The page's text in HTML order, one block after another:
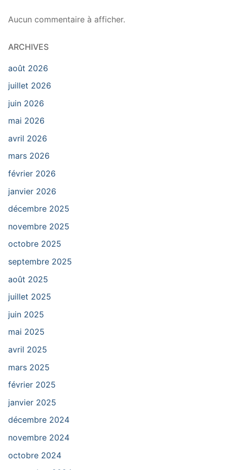
Aucun commentaire à afficher.
ARCHIVES
août 2026
juillet 2026
juin 2026
mai 2026
avril 2026
mars 2026
février 2026
janvier 2026
décembre 2025
novembre 2025
octobre 2025
septembre 2025
août 2025
juillet 2025
juin 2025
mai 2025
avril 2025
mars 2025
février 2025
janvier 2025
décembre 2024
novembre 2024
octobre 2024